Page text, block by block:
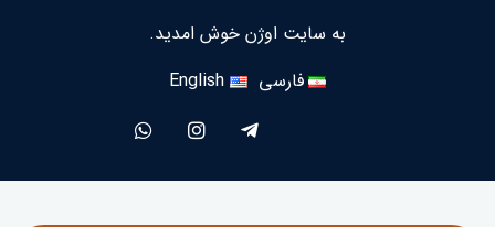
به سایت اوژن خوش امدید.
فارسی
English